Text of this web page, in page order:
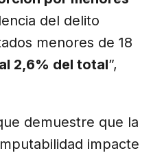
del delito
menores de 18
2,6% del total”,
demuestre que la
impacte